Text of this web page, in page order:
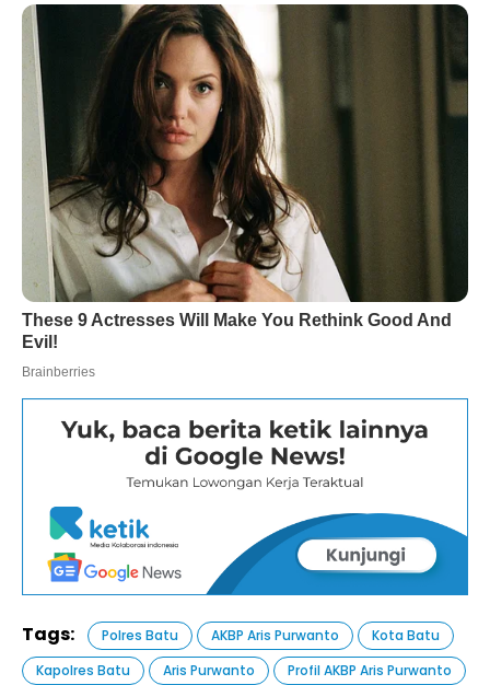
Tags: Polres Batu AKBP Aris Purwanto
Kota Batu
Kapolres Batu
Aris Purwanto Profil AKBP Aris Purwanto